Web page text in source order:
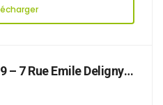
– 7 Rue Emile Deligny –